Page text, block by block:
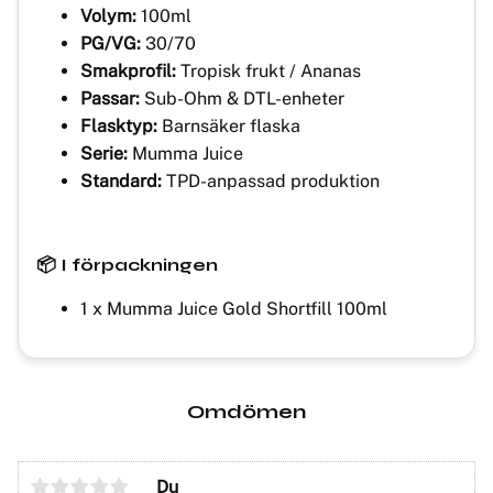
Volym: 100ml
PG/VG: 30/70
Smakprofil: Tropisk frukt / Ananas
Passar: Sub-Ohm & DTL-enheter
Flasktyp: Barnsäker flaska
Serie: Mumma Juice
Standard: TPD-anpassad produktion
📦 I förpackningen
1 x Mumma Juice Gold Shortfill 100ml
Omdömen
Du